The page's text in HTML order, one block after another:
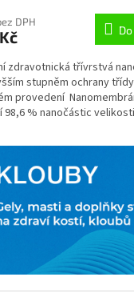
DPH
zdravotnická třívrstvá
stupněm ochrany třídy
provedení
98,6 % nanočástic